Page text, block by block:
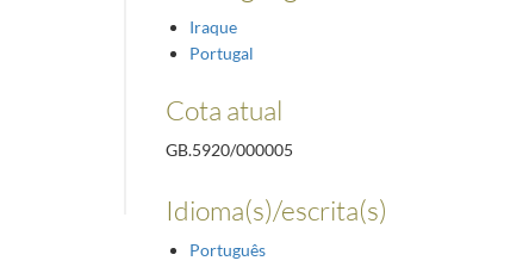
Iraque
Portugal
Cota atual
GB.5920/000005
Idioma(s)/escrita(s)
Português